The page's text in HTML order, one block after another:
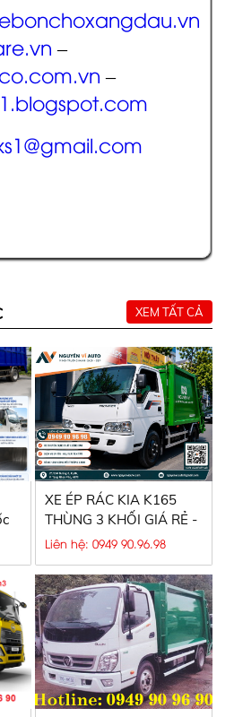
–
–
XEM TẤT CẢ
XE ÉP RÁC KIA K165
THÙNG 3 KHỐI GIÁ RẺ -
HIỆU QUẢ CAO, BH 12
Liên hệ: 0949 90.96.98